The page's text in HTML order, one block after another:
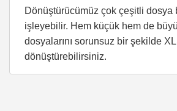
Dönüştürücümüz çok çeşitli dosya
işleyebilir. Hem küçük hem de
dosyalarını sorunsuz bir şekilde
dönüştürebilirsiniz.